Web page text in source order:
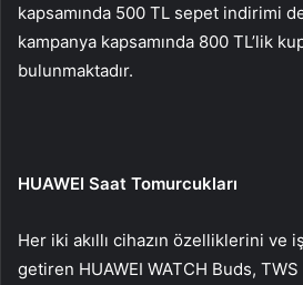
kapsamında 500 TL sepet indirimi
kampanya kapsamında 800 TL’lik
bulunmaktadır.
HUAWEI Saat Tomurcukları
Her iki akıllı cihazın özelliklerini ve
getiren HUAWEI WATCH Buds, TWS